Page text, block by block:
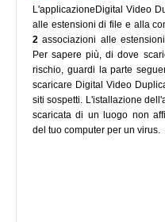
SOFTWARE
L'applicazioneDigital Video
alle estensioni di file e alla
2 associazioni alle
Per sapere più, di dove
rischio, guardi la parte
scaricare Digital Video
siti sospetti. L'istallazione
scaricata di un luogo non
del tuo computer per un virus.